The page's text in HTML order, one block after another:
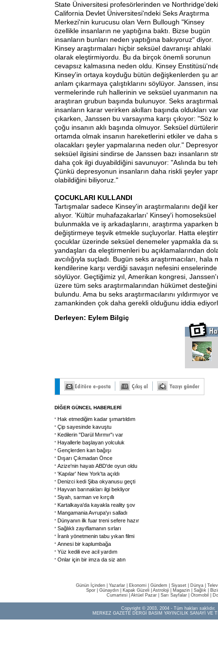
State Üniversitesi profesörlerinden ve Northridge'deki
California Devlet Üniversitesi'ndeki Seks Araştırma
Merkezi'nin kurucusu olan Vern Bullough "Kinsey
özellikle insanların ne yaptığına baktı. Bizse bugün
insanların bunları neden yaptığına bakıyoruz" diyor.
Kinsey araştırmaları hiçbir seksüel davranışı ahlaki
olarak eleştirmiyordu. Bu da birçok önemli sorunun
cevapsız kalmasına neden oldu. Kinsey
Kinsey'in ortaya koyduğu bütün değişkenlerden şu
anlam çıkarmaya çalıştıklarını söylüyor. Janssen,
vermelerinde ruh hallerinin ve seksüel uyanmanın
araştıran grubun başında bulunuyor. Seks
insanların karar verirken akılları başında oldukları
çıkarken, Janssen bu varsayıma karşı çıkıyor: "Söz
çoğu insanın aklı başında olmuyor. Seksüel
ortamda olmak insanın hareketlerini etkiler ve daha
olacakları şeyler yapmalarına neden olur."
seksüel ilgisini sindirse de Janssen bazı insanların
daha çok ilgi duyabildiğini savunuyor: "Aslında bu
Çünkü depresyonun insanların daha riskli şeyler
olabildiğini biliyoruz."
ÇOCUKLARI KULLANDI
Tartışmalar sadece Kinsey'in araştırmalarını değil
alıyor. 'Kültür muhafazakarları' Kinsey'i
bulunmakla ve iş arkadaşlarını, araştırma yaparken
değiştirmeye teşvik etmekle suçluyorlar. Hatta
çocuklar üzerinde seksüel denemeler yapmakla da
yandaşları da eleştirmenleri bu açıklamalarından
avcılığıyla suçladı. Bugün seks araştırmacıları, hala
kendilerine karşı verdiği savaşın nefesini
söylüyor. Geçtiğimiz yıl, Amerikan kongresi,
üzere tüm seks araştırmalarından hükümet
bulundu. Ama bu seks araştırmacılarını yıldırmıyor
zamankinden çok daha gerekli olduğunu iddia
Derleyen: Eylem Bilgiç
DİĞER GÜNCEL HABERLERİ
Hak etmediğim kadar şımartıldım
Çip sayesinde kavuştu
Kedilerin "Darül Mırmır"ı var
Hayallerle başlayan yolculuk
Gençlerden kan bağışı
Dışarı Çıkmadan Önce
Azize'nin hayatı ABD'de oyun oldu
'Kapılar' New York'ta açıldı
Denizci kedi Şiba okyanusu geçti
Hayvan barınakları ilgi bekliyor
Siyah, sarman ve kırçıllı
Kartalkaya'da kayakla reality şov
Mangamania Avrupa'yı salladı
Dünyanın ilk fuar treni sefere hazır
Sağlıklı zayıflamanın sırları
İranlı yönetmenin tabu yıkan filmi
Annesi bir kaplumbağa
Yüz kedili eve acil yardım
Onlar için bir imza da siz atın
Günün İçinden Yazarlar Ekonomi Gündem Siyaset Dünya |
Spor
Günaydın Kapak Güzeli Astroloji Magazin Sağlık
Cumartesi| Aktüel Pazar| Sarı Sayfalar| Otomobil
Copyright © 2003, 2004 - Tüm hakları saklıdır.
MERKEZ GAZETE DERGİ BASIM YAYINCILIK SANAYİ VE